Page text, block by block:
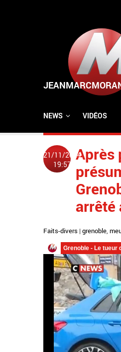
NEWS VIDÉOS
21/11/2024
19:57
Après
arrêté
Faits-divers | grenoble,